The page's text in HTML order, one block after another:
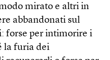
mirato e altri in
abbandonati sul
forse per intimorire i
la furia dei